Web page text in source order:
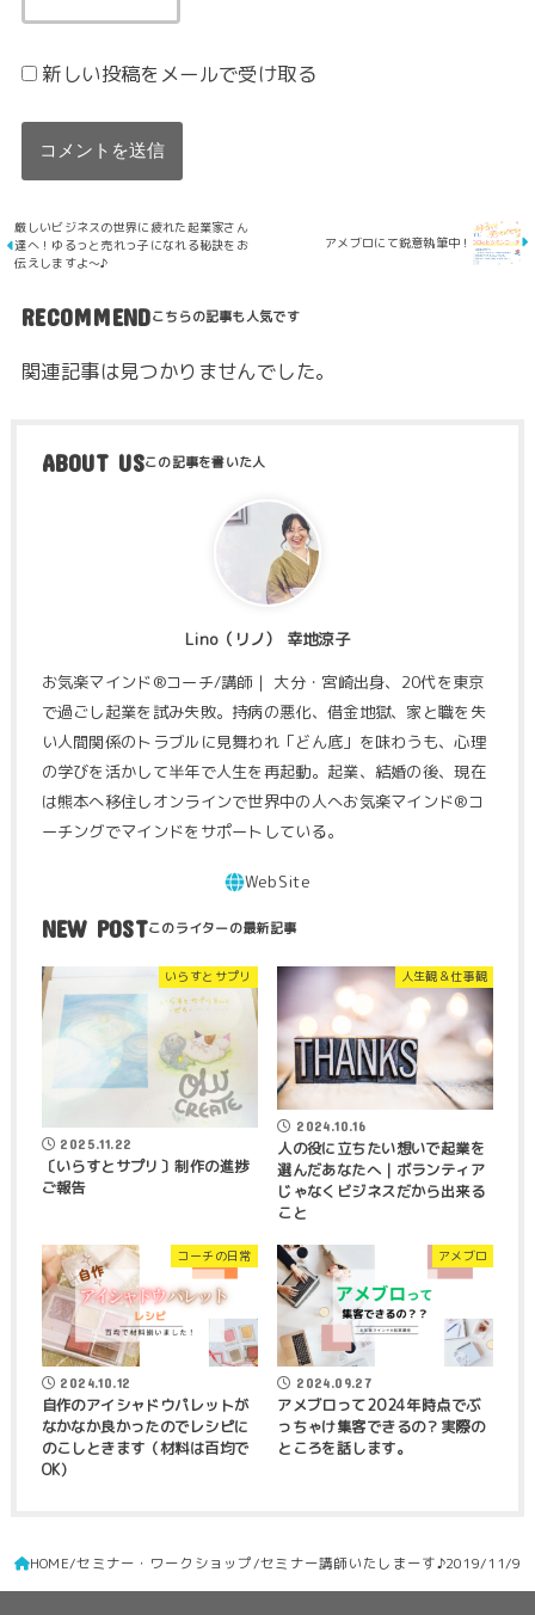
新しい投稿をメールで受け取る
厳しいビジネスの世界に疲れた起業家さん
達へ！ゆるっと売れっ子になれる秘訣をお
伝えしますよ～♪
アメブロにて鋭意執筆中！
RECOMMEND
関連記事は見つかりませんでした。
ABOUT US
Lino（リノ） 幸地涼子
お気楽マインド®コーチ/講師｜ 大分・宮崎出身、20代を東京
で過ごし起業を試み失敗。持病の悪化、借金地獄、家と職を失
い人間関係のトラブルに見舞われ「どん底」を味わうも、心理
の学びを活かして半年で人生を再起動。起業、結婚の後、現在
は熊本へ移住しオンラインで世界中の人へお気楽マインド®コ
ーチングでマインドをサポートしている。
NEW POST
いらすとサプリ
2025.11.22
〔いらすとサプリ〕制作の進捗
ご報告
人生観＆仕事観
2024.10.16
人の役に立ちたい想いで起業を
選んだあなたへ｜ボランティア
じゃなくビジネスだから出来る
こと
コーチの日常
2024.10.12
自作のアイシャドウパレットが
なかなか良かったのでレシピに
のこしときます（材料は百均で
OK）
アメブロ
2024.09.27
アメブロって2024年時点でぶ
っちゃけ集客できるの？実際の
ところを話します。
HOME セミナー・ワークショップ セミナー講師いたしまーす♪2019/11/9